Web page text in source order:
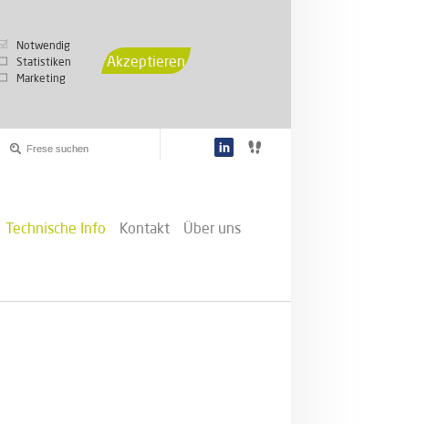
Notwendig
Statistiken
Marketing
Akzeptieren
Technische Info Kontakt Über uns